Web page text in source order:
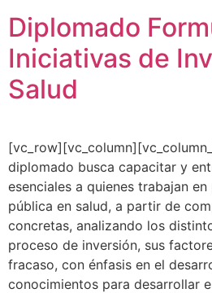
Diplomado
Iniciativas de
Salud
diplomado busca capacitar y
esenciales a quienes trabajan
pública en salud, a partir de
concretas, analizando los
proceso de inversión, sus
fracaso, con énfasis en el
conocimientos para desarrollar